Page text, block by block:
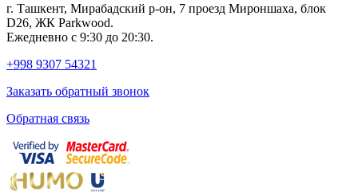
г. Ташкент, Мирабадский р-он, 7 проезд Мироншаха, блок
D26, ЖК Раrkwood.
Ежедневно с 9:30 до 20:30.
+998 9307 54321
Заказать обратный звонок
Обратная связь